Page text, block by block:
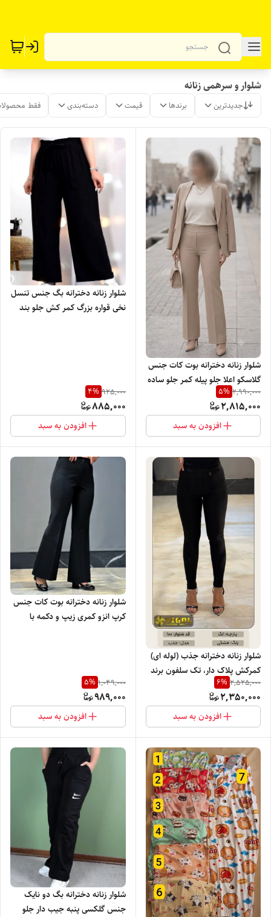
شلوار و سرهمی زنانه
جدیدترین برندها قیمت دسته‌بندی فقط
شلوار زنانه دخترانه بوت کات جنس
گلاسکو اعلا جلو پیله کمر جلو ساده
پشت کش برند ویگل با تنخور بسیار
نرم راحت و شیک
2,990,000
5%
2,815,000
افزودن به سبد
شلوار زنانه دخترانه بگ جنس تنسل
نخی قواره بزرگ کمر کش جلو بند
925,000
4%
885,000
افزودن به سبد
شلوار زنانه دخترانه جذب (لوله ای)
کمرکش پلاک دار، تک سلفون برند
ویگل با تنخور فوق العاده شیک
2,525,000
6%
2,350,000
افزودن به سبد
شلوار زنانه دخترانه بوت کات جنس
کرپ انزو کمری زیپ و دکمه با
1,049,000
5%
989,000
افزودن به سبد
شلوار زنانه دخترانه بگ دو نایک
جنس گلکسی پنبه جیب دار جلو